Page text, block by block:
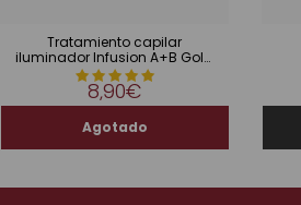
Tratamiento capilar
iluminador Infusion A+B Gold
Radiance
8,90€